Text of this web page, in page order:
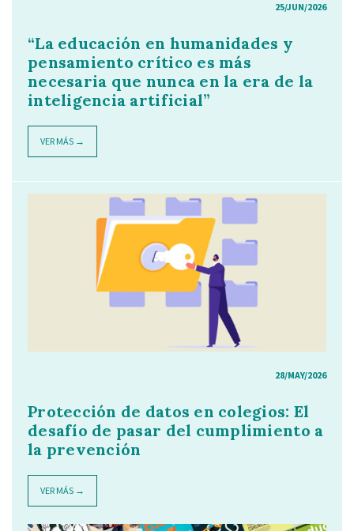
25/JUN/2026
“La educación en humanidades y
pensamiento crítico es más
necesaria que nunca en la era de la
inteligencia artificial”
VER MÁS →
28/MAY/2026
Protección de datos en colegios: El
desafío de pasar del cumplimiento a
la prevención
VER MÁS →